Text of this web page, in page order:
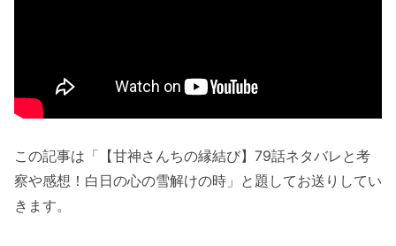
この記事は「【甘神さんちの縁結び】79話ネタバレと考
察や感想！白日の心の雪解けの時」と題してお送りしてい
きます。